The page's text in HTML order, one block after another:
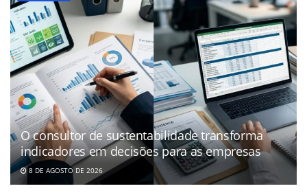
O consultor de sustentabilidade transforma
indicadores em decisões para as empresas
8 DE AGOSTO DE 2026